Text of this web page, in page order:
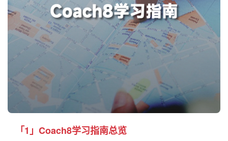
「1」Coach8学习指南总览